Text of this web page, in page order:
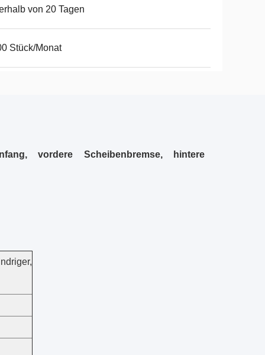
von 20 Tagen
Stück/Monat
vordere Scheibenbremse, hintere